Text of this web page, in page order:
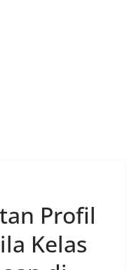
Profil
Kelas